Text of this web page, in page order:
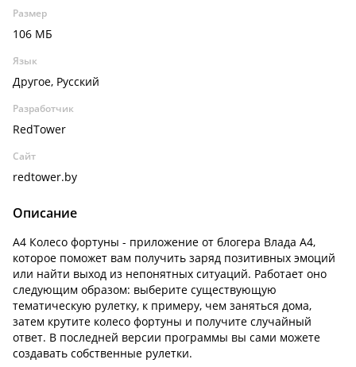
Размер
106 МБ
Язык
Другое, Русский
Разработчик
RedTower
Сайт
redtower.by
Описание
А4 Колесо фортуны - приложение от блогера Влада А4,
которое поможет вам получить заряд позитивных эмоций
или найти выход из непонятных ситуаций. Работает оно
следующим образом: выберите существующую
тематическую рулетку, к примеру, чем заняться дома,
затем крутите колесо фортуны и получите случайный
ответ. В последней версии программы вы сами можете
создавать собственные рулетки.